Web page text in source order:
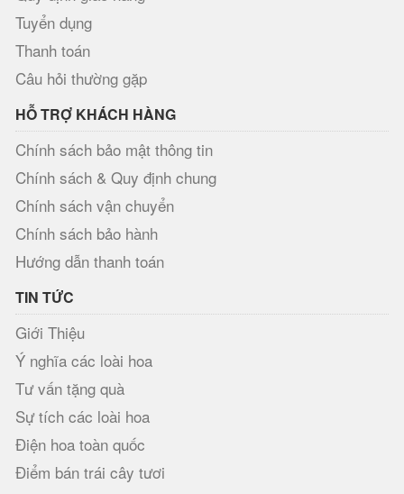
Tuyển dụng
Thanh toán
Câu hỏi thường gặp
HỖ TRỢ KHÁCH HÀNG
Chính sách bảo mật thông tin
Chính sách & Quy định chung
Chính sách vận chuyển
Chính sách bảo hành
Hướng dẫn thanh toán
TIN TỨC
Giới Thiệu
Ý nghĩa các loài hoa
Tư vấn tặng quà
Sự tích các loài hoa
Điện hoa toàn quốc
Điểm bán trái cây tươi